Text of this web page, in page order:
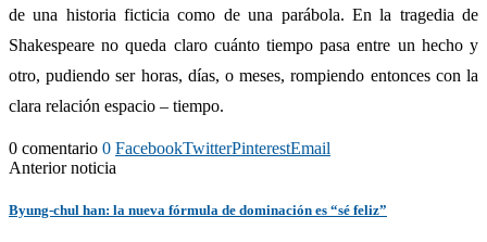
de una historia ficticia como de una parábola. En la tragedia de
Shakespeare no queda claro cuánto tiempo pasa entre un hecho y
otro, pudiendo ser horas, días, o meses, rompiendo entonces con la
clara relación espacio – tiempo.
0 comentario 0 FacebookTwitterPinterestEmail
Anterior noticia
Byung-chul han: la nueva fórmula de dominación es “sé feliz”